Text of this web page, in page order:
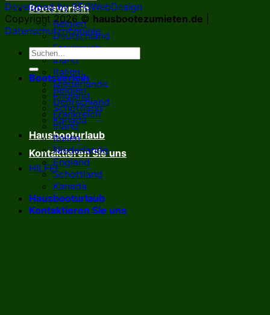
Bootsverleih
Belgien
Deutschland
Frankreich
Irland
Italien
Niederlande
England
Schottland
Kanada
Hausbooturlaub
Kontaktieren Sie uns
HILFE!
Developed by SEOWebDesign
Copyright 2026 © hausbootezumieten.de
Datenschutzrichtlinie
Bootsverleih
Belgien
Deutschland
Frankreich
Irland
Italien
Niederlande
England
Schottland
Kanada
Hausbooturlaub
Kontaktieren Sie uns